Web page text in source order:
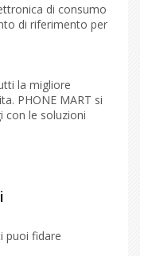
di consumo
di riferimento per
la migliore
PHONE MART si
con le soluzioni
puoi fidare